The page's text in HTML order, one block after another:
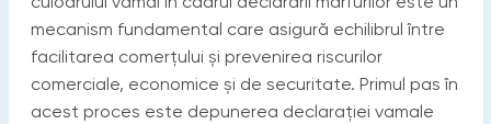
mecanism fundamental care asigură echilibrul între
facilitarea comerțului și prevenirea riscurilor
comerciale, economice și de securitate. Primul pas în
acest proces este depunerea declarației vamale